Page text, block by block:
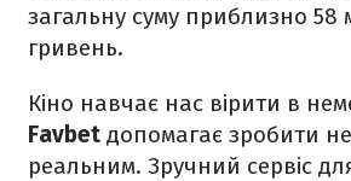
загальну суму приблизно 58
гривень.
Кіно навчає нас вірити в
Favbet допомагає зробити
реальним. Зручний сервіс